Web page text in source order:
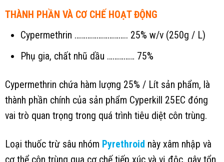
THÀNH PHẦN VÀ CƠ CHẾ HOẠT ĐỘNG
Cypermethrin ……………………….. 25% w/v (250g / L)
Phụ gia, chất nhũ dầu …………… 75%
Cypermethrin chứa hàm lượng 25% / Lít sản phẩm, là
thành phần chính của sản phẩm Cyperkill 25EC đóng
vai trò quan trọng trong quá trình tiêu diệt côn trùng.
Loại thuốc trừ sâu nhóm Pyrethroid này xâm nhập và